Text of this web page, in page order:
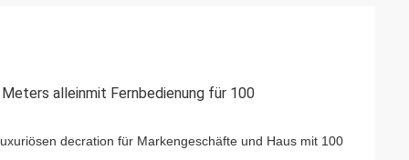
alleinmit Fernbedienung für 100
decration für Markengeschäfte und Haus mit 100